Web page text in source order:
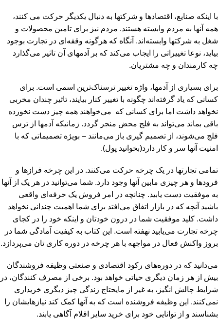
با اینکه صنایع، اقتصادها و شرکتها به دنبال یکدیگر حرکت می کنند،
همه آنها به مردم وابسته هستند. مردم نیز برای تامین محصولات و
شغل به شرکتها وابسته‌اند. آنگاه که هرگونه وقفه‌ای در تجارت بوجود
بیاید، نوعا تغییراتی را ایجاب می‌کند که بر آدمهای آن تاثیر می‌گذارد
چه کارمندان و چه مشتریان.
برای بسیاری از آدمها، واژه تغییر ترسناک‌ترین اسمی است. برای
کسانی که یاد گرفته‌اند چگونه با تغییر کنار بیایند، تاثیر چندان مخربی
نخواهد داشت اما برای کسانی که می‌خواهند همه چیز دست نخورده
باقی بماند می‌تواند به فلج محض منجر گردد. زمانیکه آدمها از ترس
فلج می‌شوند، از تصمیم گیری باز می‌مانند – بویژه تصمیماتی که با
امنیت آنها سر و کار دارد(بخوانید پول).
تمامی تجارتها در یک چرخه حرکت می‌کنند. در این چرخه فرازها و
فرودها و هر چیزی مابین آنها وجود دارد. شما می‌توانید در هر یک از آنها
به موفقیت دست یابید. چنانچه در امر فروش یک حرفه‌ای واقعی
باشید آنچه که در بازار اتفاق می‌افتد برای شما اهمیت چندانی نخواهد
داشت. کلید موفقیت شما در درون خودتان و اینکه خود را در کجای
چرخه تجارت می‌یابید نهفته است. این کتاب به کیفیت آمادگی شما در
بروز واکنش فعال در مواجهه با هر چرخه در دوره کاری تان می‌پردازد.
می‌دانید که در دوره‌های رکود اقتصادی و صنعتی وظیفه فروشندگان
بیش از هر زمان دیگری حیاتی خواهد بود. برخی از مصرف کنندگان، در
شرایط چالش انگیز، به غیر از مایحتاج زندگی چیز دیگری خریداری
نمی‌کنند. این وظیفه فروشنده است که به آنها کمک کند نیازهایشان را
بشناسند و از توانایی خود برای خرید سایر اقلام آگاهی یابند.